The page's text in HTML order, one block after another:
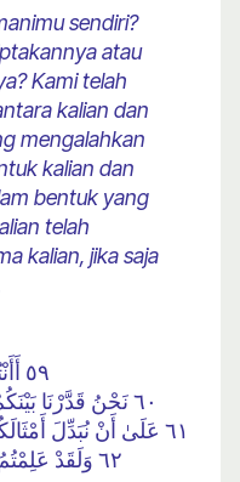
sendiri?
atau
Kami telah
kalian dan
mengalahkan
kalian dan
bentuk yang
telah
kalian, jika saja
٥٩ أَأَنْتُمْ تَخْلُقُونَهُ أَمْ نَحْنُ الْخَالِقُونَ
٦٠ نَحْنُ قَدَّرْنَا بَيْنَكُمُ الْمَوْتَ وَمَا نَحْنُ بِمَسْبُوقِينَ
٦١ عَلَىٰ أَنْ نُبَدِّلَ أَمْثَالَكُمْ وَنُنْشِئَكُمْ فِي مَا لَا تَعْلَمُونَ
٦٢ وَلَقَدْ عَلِمْتُمُ النَّشْأَةَ الْأُولَىٰ فَلَوْلَا تَذَكَّرُونَ